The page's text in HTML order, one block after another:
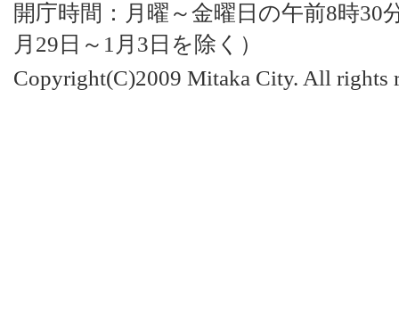
開庁時間：月曜～金曜日の午前8時30
月29日～1月3日を除く）
Copyright(C)2009 Mitaka City. All rights